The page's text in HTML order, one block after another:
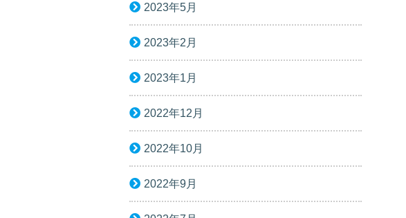
2023年5月
2023年2月
2023年1月
2022年12月
2022年10月
2022年9月